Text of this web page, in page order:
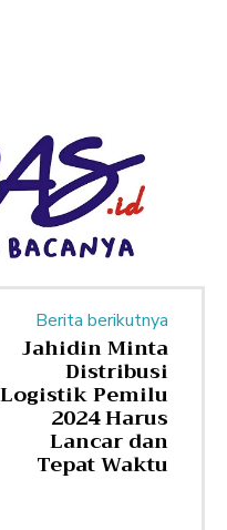
Berita berikutnya
Jahidin Minta
Distribusi
Logistik Pemilu
2024 Harus
Lancar dan
Tepat Waktu